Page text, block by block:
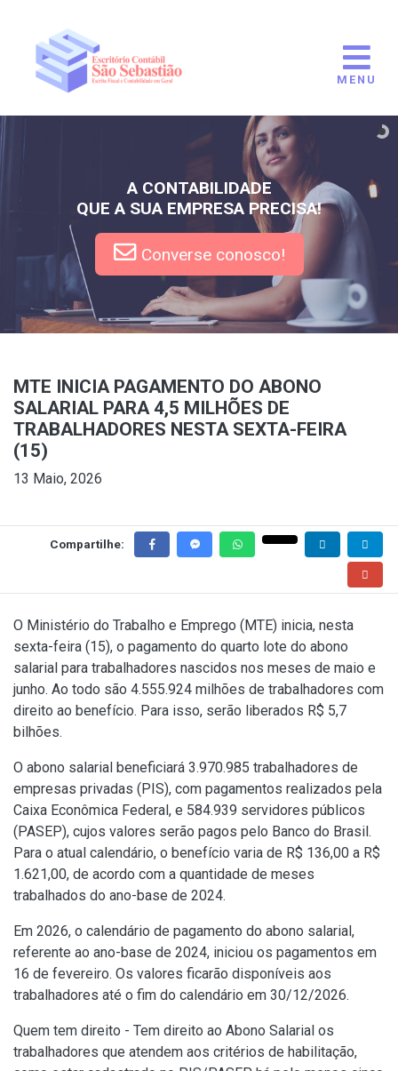
MENU
A CONTABILIDADE
QUE A SUA EMPRESA PRECISA!
Converse conosco!
MTE INICIA PAGAMENTO DO ABONO
SALARIAL PARA 4,5 MILHÕES DE
TRABALHADORES NESTA SEXTA-FEIRA
(15)
13 Maio, 2026
Compartilhe:
O Ministério do Trabalho e Emprego (MTE) inicia, nesta
sexta-feira (15), o pagamento do quarto lote do abono
salarial para trabalhadores nascidos nos meses de maio e
junho. Ao todo são 4.555.924 milhões de trabalhadores com
direito ao benefício. Para isso, serão liberados R$ 5,7
bilhões.
O abono salarial beneficiará 3.970.985 trabalhadores de
empresas privadas (PIS), com pagamentos realizados pela
Caixa Econômica Federal, e 584.939 servidores públicos
(PASEP), cujos valores serão pagos pelo Banco do Brasil.
Para o atual calendário, o benefício varia de R$ 136,00 a R$
1.621,00, de acordo com a quantidade de meses
trabalhados do ano-base de 2024.
Em 2026, o calendário de pagamento do abono salarial,
referente ao ano-base de 2024, iniciou os pagamentos em
16 de fevereiro. Os valores ficarão disponíveis aos
trabalhadores até o fim do calendário em 30/12/2026.
Quem tem direito - Tem direito ao Abono Salarial os
trabalhadores que atendem aos critérios de habilitação,